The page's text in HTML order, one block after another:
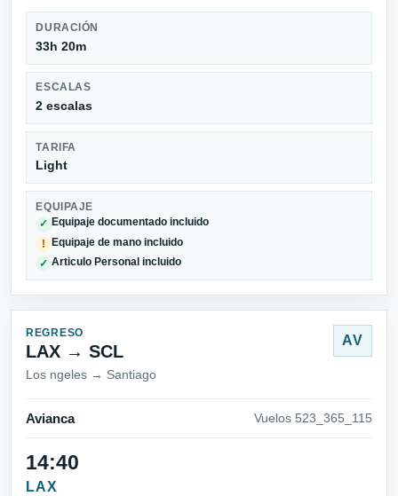
DURACIÓN
33h 20m
ESCALAS
2 escalas
TARIFA
Light
EQUIPAJE
✓ Equipaje documentado incluido
! Equipaje de mano incluido
✓ Articulo Personal incluido
REGRESO
LAX → SCL
Los ngeles → Santiago
AV
Avianca Vuelos 523_365_115
14:40
LAX